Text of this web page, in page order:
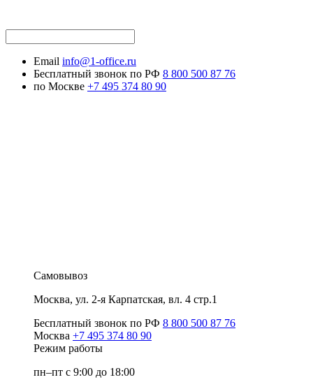
Email info@1-office.ru
Бесплатный звонок по РФ 8 800 500 87 76
по Москве +7 495 374 80 90
Самовывоз
Москва, ул. 2-я Карпатская, вл. 4 стр.1
Бесплатный звонок по РФ 8 800 500 87 76
Москва +7 495 374 80 90
Режим работы
пн–пт с 9:00 до 18:00